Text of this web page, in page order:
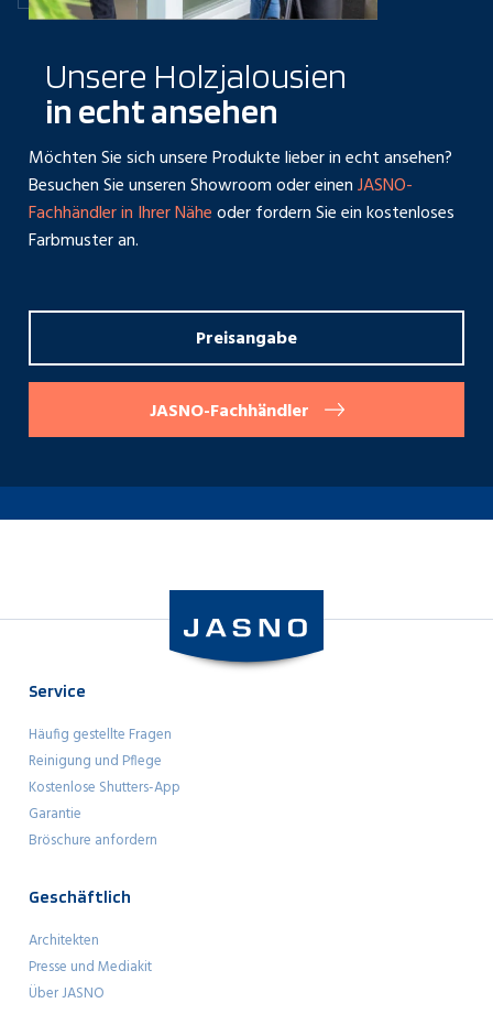
Unsere Holzjalousien
in echt ansehen
Möchten Sie sich unsere Produkte lieber in echt ansehen?
Besuchen Sie unseren Showroom oder einenJASNO-
Fachhändler in Ihrer Näheoder fordern Sie ein kostenloses
Farbmuster an.
Preisangabe
JASNO-Fachhändler
Service
Häufig gestellte Fragen
Reinigung und Pflege
Kostenlose Shutters-App
Garantie
Bröschure anfordern
Geschäftlich
Architekten
Presse und Mediakit
Über JASNO